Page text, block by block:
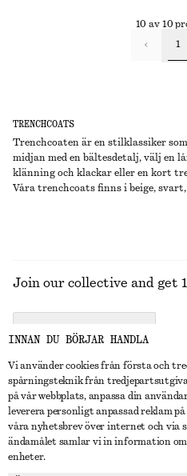
TRENCHCOATS
Trenchcoaten är en stilklassiker
midjan med en bältesdetalj, välj en
klänning och klackar eller en kort
Våra trenchcoats finns i beige,
10 av 10
1
KONTAKTA OSS
Kontakta oss
Hitta butik
KUNDTJÄNST
Join our collective and get
INNAN DU BÖRJAR HANDLA
Vi använder cookies från första och
spårningsteknik från
på vår webbplats, anpassa din
leverera personligt anpassad reklam
våra nyhetsbrev över internet och via
ändamålet samlar vi in information
enheter.